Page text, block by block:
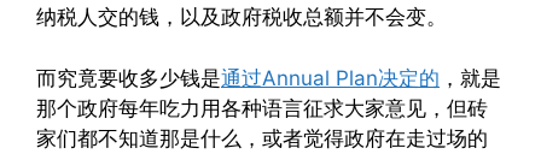
纳税人交的钱，以及政府税收总额并不会变。
而究竟要收多少钱是通过Annual Plan决定的 ，就是
那个政府每年吃力用各种语言征求大家意见，但砖
家们都不知道那是什么，或者觉得政府在走过场的